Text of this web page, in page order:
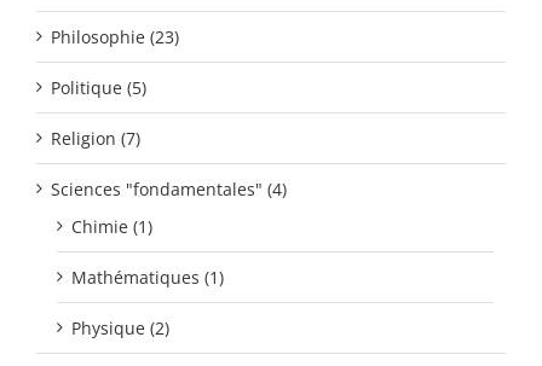
Philosophie (23)
Politique (5)
Religion (7)
Sciences "fondamentales" (4)
Chimie (1)
Mathématiques (1)
Physique (2)